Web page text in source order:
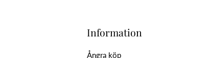
Information
Ångra köp